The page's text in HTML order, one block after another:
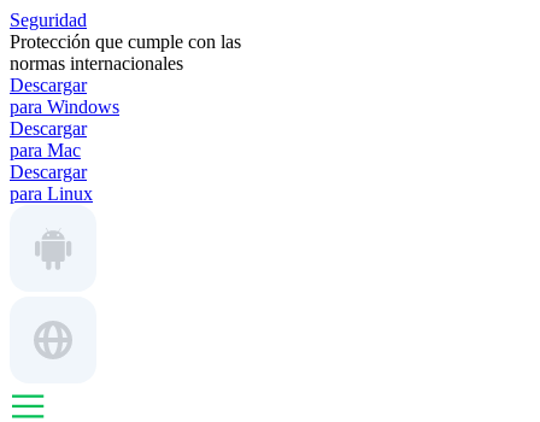
Seguridad
Protección que cumple con las
normas internacionales
Descargar
para Windows
Descargar
para Mac
Descargar
para Linux